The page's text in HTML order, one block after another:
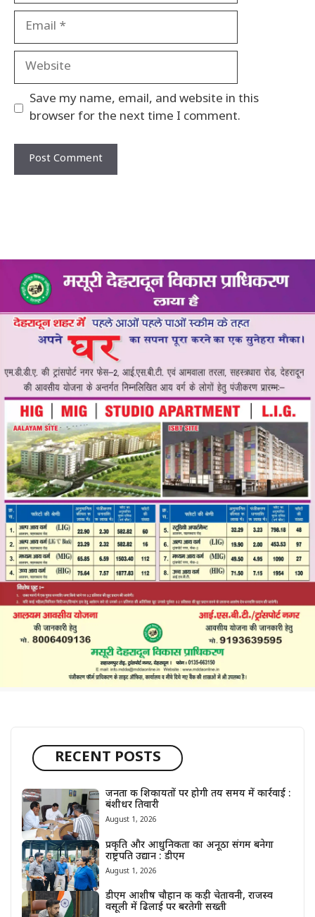
Email
Website
Save my name, email, and website in this
browser for the next time I comment.
RECENT POSTS
जनता की शिकायतों पर होगी तय समय में कार्रवाई :
बंशीधर तिवारी
August 1, 2026
प्रकृति और आधुनिकता का अनूठा संगम बनेगा
राष्ट्रपति उद्यान : डीएम
August 1, 2026
डीएम आशीष चौहान की कड़ी चेतावनी, राजस्व
वसूली में ढिलाई पर बरतेगी सख्ती